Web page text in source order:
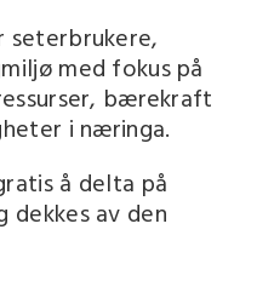
seterbrukere,
med fokus på
bærekraft
i næringa.
å delta på
av den